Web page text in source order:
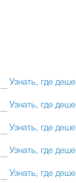
Узнать, где
Узнать, где
Узнать, где
Узнать, где
Узнать, где